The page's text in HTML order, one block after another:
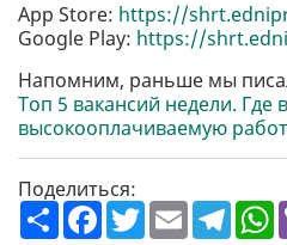
App Store: https://
Google Play: https://
Напомним, раньше мы
Топ 5 вакансий недели. Где
высокооплачиваемую
Поделиться:
П
о
F
a
T
w
E
m
T
e h